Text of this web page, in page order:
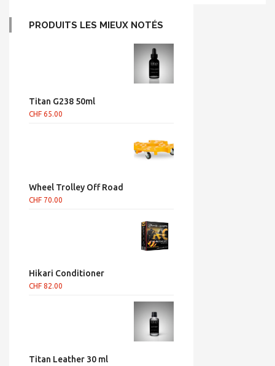
PRODUITS LES MIEUX NOTÉS
Titan G238 50ml
CHF 65.00
Wheel Trolley Off Road
CHF 70.00
Hikari Conditioner
CHF 82.00
Titan Leather 30 ml